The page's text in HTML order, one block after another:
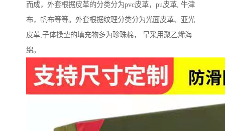
而成，外套根据皮革的分类分为pvc皮革，pu皮革, 牛津
布，帆布等等。外套根据纹理分类分为光面皮革、亚光
皮革,子体操垫的填充物多为珍珠棉， 早采用聚乙烯海
绵。